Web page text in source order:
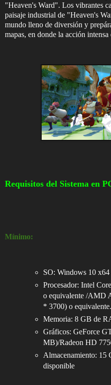
"Heaven's Ward". Los vibrantes
paisaje industrial de "Heaven's
mundo lleno de diversión y
mapas, en donde la acción intensa
Requisitos del Sistema en
Mínimo:
SO: Windows 10 x64
Procesador: Intel
o equivalente /AMD
* 3700) o equivalente.
Memoria: 8 GB de
Gráficos: GeForce
MB)/Radeon HD
Almacenamiento: 15
disponible